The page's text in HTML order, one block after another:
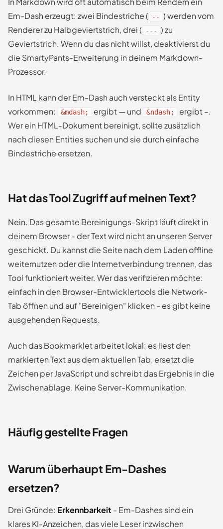
Em-Dash erzeugt: zwei Bindestriche ( -- ) werden vom
Renderer zu Halbgeviertstrich, drei ( --- ) zu
Geviertstrich. Wenn du das nicht willst, deaktivierst du
die SmartyPants-Erweiterung in deinem Markdown-
Prozessor.
In HTML kann der Em-Dash auch versteckt als Entity
vorkommen:
&mdash; ergibt — und &ndash;
ergibt –.
Wer ein HTML-Dokument bereinigt, sollte zusätzlich
nach diesen Entities suchen und sie durch einfache
Bindestriche ersetzen.
Hat das Tool Zugriff auf meinen Text?
Nein. Das gesamte Bereinigungs-Skript läuft direkt in
deinem Browser - der Text wird nicht an unseren Server
geschickt. Du kannst die Seite nach dem Laden offline
weiternutzen oder die Internetverbindung trennen, das
Tool funktioniert weiter. Wer das verifizieren möchte:
einfach in den Browser-Entwicklertools die Network-
Tab öffnen und auf "Bereinigen" klicken - es gibt keine
ausgehenden Requests.
Auch das Bookmarklet arbeitet lokal: es liest den
markierten Text aus dem aktuellen Tab, ersetzt die
Zeichen per JavaScript und schreibt das Ergebnis in die
Zwischenablage. Keine Server-Kommunikation.
Häufig gestellte Fragen
Warum überhaupt Em-Dashes
ersetzen?
Drei Gründe: Erkennbarkeit - Em-Dashes sind ein
klares KI-Anzeichen, das viele Leser inzwischen